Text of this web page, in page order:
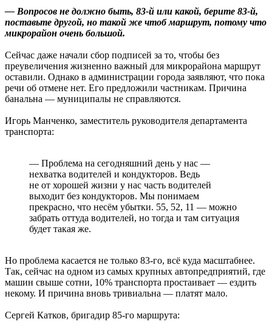
— Вопросов не должно быть, 83-й или какой, берите 83-й,
поставьте другой, но такой же чтоб маршрут, потому что
микрорайон очень большой.
Сейчас даже начали сбор подписей за то, чтобы без
преувеличения жизненно важный для микрорайона маршрут
оставили. Однако в администрации города заявляют, что пока
речи об отмене нет. Его предложили частникам. Причина
банальна — муниципалы не справляются.
Игорь Манченко, заместитель руководителя департамента
транспорта:
— Проблема на сегодняшний день у нас —
нехватка водителей и кондукторов. Ведь
не от хорошей жизни у нас часть водителей
выходит без кондукторов. Мы понимаем
прекрасно, что несём убытки. 55, 52, 11 — можно
забрать оттуда водителей, но тогда и там ситуация
будет такая же.
Но проблема касается не только 83-го, всё куда масштабнее.
Так, сейчас на одном из самых крупных автопредприятий, где
машин свыше сотни, 10% транспорта простаивает — ездить
некому. И причина вновь тривиальна — платят мало.
Сергей Катков, бригадир 85-го маршрута: